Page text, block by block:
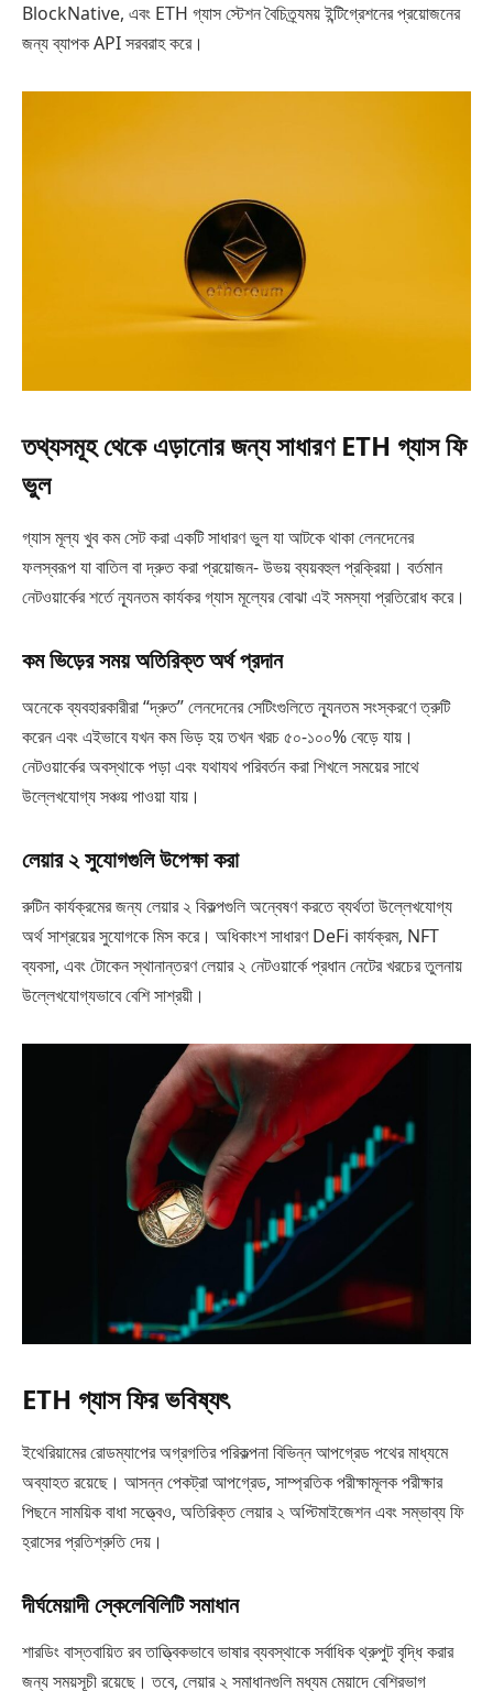
BlockNative, এবং ETH গ্যাস স্টেশন বৈচিত্র্যময় ইন্টিগ্রেশনের প্রয়োজনের
জন্য ব্যাপক API সরবরাহ করে।
তথ্যসমূহ থেকে এড়ানোর জন্য সাধারণ ETH গ্যাস ফি
ভুল
গ্যাস মূল্য খুব কম সেট করা একটি সাধারণ ভুল যা আটকে থাকা লেনদেনের
ফলস্বরূপ যা বাতিল বা দ্রুত করা প্রয়োজন- উভয় ব্যয়বহুল প্রক্রিয়া। বর্তমান
নেটওয়ার্কের শর্তে ন্যূনতম কার্যকর গ্যাস মূল্যের বোঝা এই সমস্যা প্রতিরোধ করে।
কম ভিড়ের সময় অতিরিক্ত অর্থ প্রদান
অনেকে ব্যবহারকারীরা “দ্রুত” লেনদেনের সেটিংগুলিতে ন্যূনতম সংস্করণে ত্রুটি
করেন এবং এইভাবে যখন কম ভিড় হয় তখন খরচ ৫০-১০০% বেড়ে যায়।
নেটওয়ার্কের অবস্থাকে পড়া এবং যথাযথ পরিবর্তন করা শিখলে সময়ের সাথে
উল্লেখযোগ্য সঞ্চয় পাওয়া যায়।
লেয়ার ২ সুযোগগুলি উপেক্ষা করা
রুটিন কার্যক্রমের জন্য লেয়ার ২ বিকল্পগুলি অন্বেষণ করতে ব্যর্থতা উল্লেখযোগ্য
অর্থ সাশ্রয়ের সুযোগকে মিস করে। অধিকাংশ সাধারণ DeFi কার্যক্রম, NFT
ব্যবসা, এবং টোকেন স্থানান্তরণ লেয়ার ২ নেটওয়ার্কে প্রধান নেটের খরচের তুলনায়
উল্লেখযোগ্যভাবে বেশি সাশ্রয়ী।
ETH গ্যাস ফির ভবিষ্যৎ
ইথেরিয়ামের রোডম্যাপের অগ্রগতির পরিকল্পনা বিভিন্ন আপগ্রেড পথের মাধ্যমে
অব্যাহত রয়েছে। আসন্ন পেকট্রা আপগ্রেড, সাম্প্রতিক পরীক্ষামূলক পরীক্ষার
পিছনে সাময়িক বাধা সত্ত্বেও, অতিরিক্ত লেয়ার ২ অপ্টিমাইজেশন এবং সম্ভাব্য ফি
হ্রাসের প্রতিশ্রুতি দেয়।
দীর্ঘমেয়াদী স্কেলেবিলিটি সমাধান
শারডিং বাস্তবায়িত রব তাত্ত্বিকভাবে ভাষার ব্যবস্থাকে সর্বাধিক থ্রুপুট বৃদ্ধি করার
জন্য সময়সূচী রয়েছে। তবে, লেয়ার ২ সমাধানগুলি মধ্যম মেয়াদে বেশিরভাগ